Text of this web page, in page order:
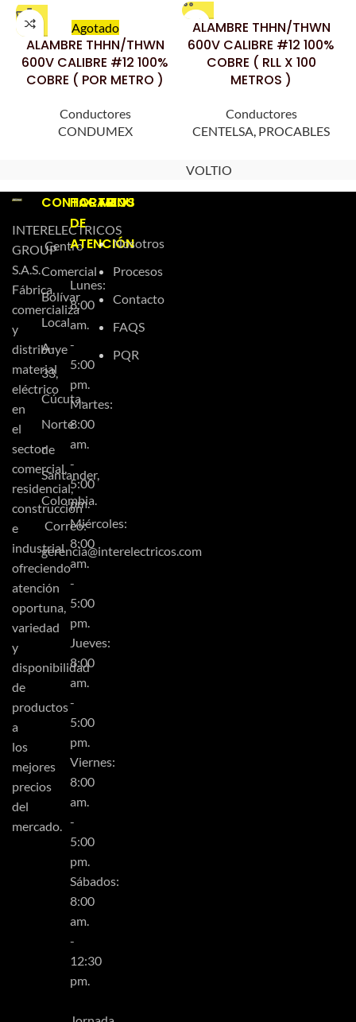
Agotado
ALAMBRE THHN/THWN
600V CALIBRE #12 100%
COBRE ( POR METRO )
Conductores
CONDUMEX
ALAMBRE THHN/THWN
600V CALIBRE #12 100%
COBRE ( RLL X 100
METROS )
Conductores
CENTELSA, PROCABLES
VOLTIO
INTERELECTRICOS
GROUP
S.A.S.
Fábrica,
comercializa
y
distribuye
material
eléctrico
en
el
sector
comercial,
residencial,
construcción
e
industrial
ofreciendo
atención
oportuna,
variedad
y
disponibilidad
de
productos
a
los
mejores
precios
del
mercado.
CONTACTO
Centro
Comercial
Bolívar
Local
A-
33,
Cúcuta,
Norte
de
Santander,
Colombia.
Correo:
gerencia@interelectricos.com
HORARIOS
DE
ATENCIÓN
Lunes:
8:00
am.
-
5:00
pm.
Martes:
8:00
am.
-
5:00
pm.
Miércoles:
8:00
am.
-
5:00
pm.
Jueves:
8:00
am.
-
5:00
pm.
Viernes:
8:00
am.
-
5:00
pm.
Sábados:
8:00
am.
-
12:30
pm.
MENU
Nosotros
Procesos
Contacto
FAQS
PQR